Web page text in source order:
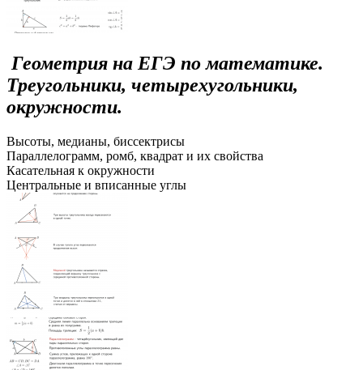
Геометрия на ЕГЭ по математике.
Треугольники, четырехугольники,
окружности.
Высоты, медианы, биссектрисы
Параллелограмм, ромб, квадрат и их свойства
Касательная к окружности
Центральные и вписанные углы